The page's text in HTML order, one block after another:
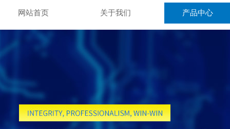
网站首页 关于我们 产品中心